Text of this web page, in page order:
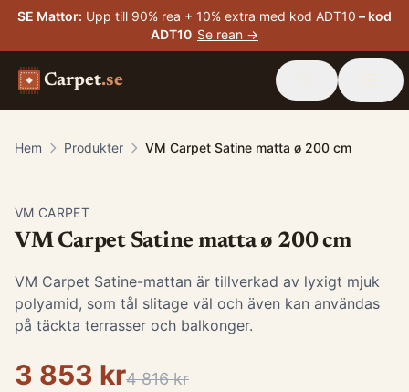
SE Mattor: Upp till 90% rea + 10% extra med kod ADT10 – kod
ADT10 Se rean →
Carpet.se
Hem Produkter VM Carpet Satine matta ø 200 cm
VM CARPET
VM Carpet Satine matta ø 200 cm
VM Carpet Satine-mattan är tillverkad av lyxigt mjuk
polyamid, som tål slitage väl och även kan användas
på täckta terrasser och balkonger.
3 853 kr4 816 kr